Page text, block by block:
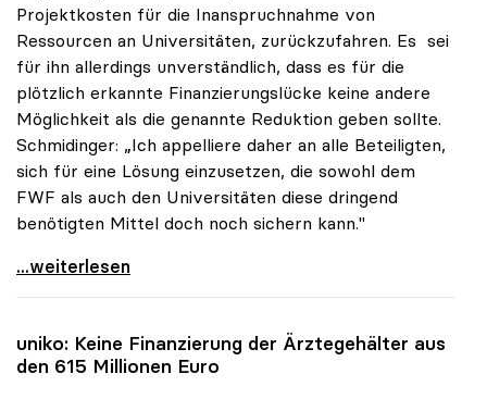
Projektkosten für die Inanspruchnahme von
Ressourcen an Universitäten, zurückzufahren. Es sei
für ihn allerdings unverständlich, dass es für die
plötzlich erkannte Finanzierungslücke keine andere
Möglichkeit als die genannte Reduktion geben sollte.
Schmidinger: „Ich appelliere daher an alle Beteiligten,
sich für eine Lösung einzusetzen, die sowohl dem
FWF als auch den Universitäten diese dringend
benötigten Mittel doch noch sichern kann."
uniko: Unverständnis für Reduktion der
...weiterlesen
uniko: Keine Finanzierung der Ärztegehälter aus
den 615 Millionen Euro